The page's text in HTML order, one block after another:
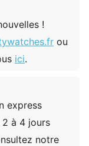
!
ou
ici.
express
à 4 jours
notre